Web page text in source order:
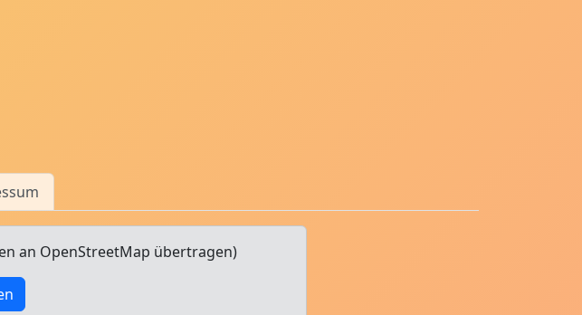
an OpenStreetMap übertragen)